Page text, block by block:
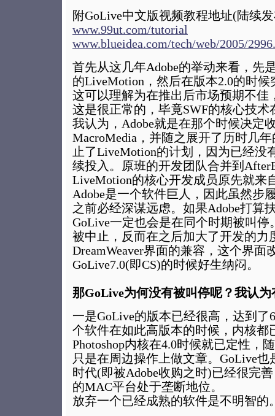
附GoLive中文版视频教程地址(陆续
www.99ut.com/tutorial
www.blueidea.com/tech/web/2005/
首先从这几年Adobe的举动来看，先
的LiveMotion，然后在版本2.0的时
这可以理解为在推出后市场预期不佳
这是很正常的，毕竟SWF的核心技术
我认为，Adobe就是在那个时候决定
MacroMedia，并随之展开了历时几
止了LiveMotion的计划，因为已经没
续投入。原班的开发团队合并到
LiveMotion的核心开发成员原先就来
Adobe是一个软件巨人，因此虽然步
之前必经深谋远虑。如果Adobe打算
GoLive一定也会是在同个时期被叫停
被中止，反而在之后加大了开发的力
DreamWeaver界面的兼容，这个界面
GoLive7.0(即CS)的时候好生纳闷。
那GoLive为何没有被叫停呢？我认
一是GoLive的版本已经很高，达到了
个软件在如此高版本的时候，内核都
Photoshop内核在4.0时候就已定性，
只是在周边操作上做文章。GoLive也
时代(即被Adobe收购之时)已经很完
的MAC平台处于垄断地位。
放弃一个已经成熟的软件是不明智的